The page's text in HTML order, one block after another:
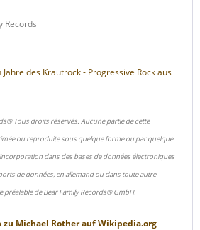
Records
Jahre des Krautrock - Progressive Rock aus
Tous droits réservés. Aucune partie de cette
ou reproduite sous quelque forme ou par quelque
dans des bases de données électroniques
de données, en allemand ou dans toute autre
préalable de Bear Family Records® GmbH.
zu Michael RotheraufWikipedia.org